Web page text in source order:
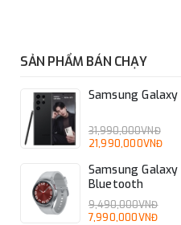
SẢN PHẨM BÁN CHẠY
Samsung
31,990,000VNĐ
21,990,000VNĐ
Samsung
Bluetooth
9,490,000VNĐ
7,990,000VNĐ